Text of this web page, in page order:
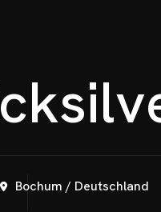
cksilv
Bochum / Deutschland